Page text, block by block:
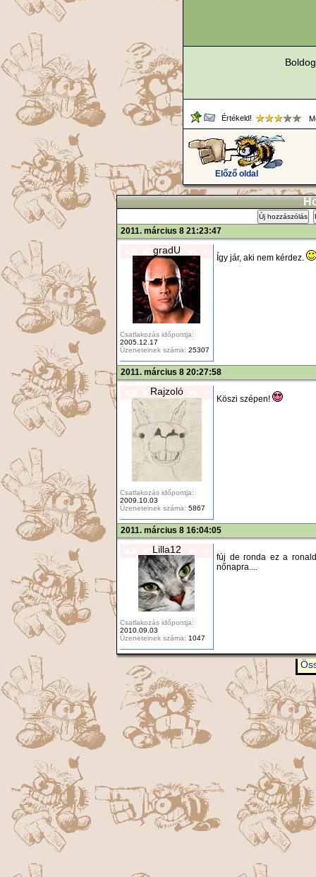
Értékeld!
Előző oldal
Új hozzászólás
2011. március 8 21:23:47
gradU
Csatlakozás időpontja:
2005.12.17
Üzeneteinek száma: 25307
Így jár, aki nem kérdez.
2011. március 8 20:27:58
Rajzoló
Csatlakozás időpontja:
2009.10.03
Üzeneteinek száma: 5867
Köszi szépen!
2011. március 8 16:04:05
Lilla12
Csatlakozás időpontja:
2010.09.03
Üzeneteinek száma: 1047
fúj de ronda ez a
nőnapra....